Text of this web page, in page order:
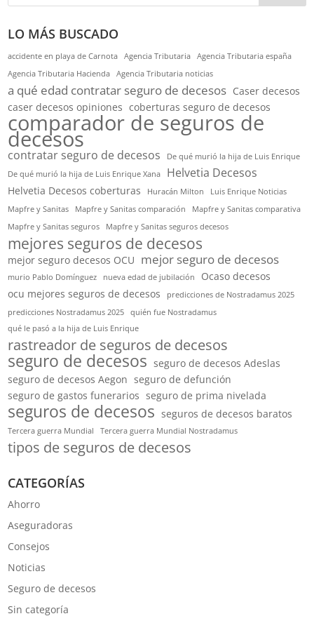
LO MÁS BUSCADO
accidente en playa de Carnota Agencia Tributaria
Agencia Tributaria españa
Agencia Tributaria Hacienda
Agencia Tributaria noticias
a qué edad contratar seguro de decesos Caser decesos
caser decesos opiniones coberturas seguro de decesos
comparador de seguros de
decesos
contratar seguro de decesos
De qué murió la hija de Luis Enrique
De qué murió la hija de Luis Enrique Xana
Helvetia Decesos
Helvetia Decesos coberturas Huracán Milton
Luis Enrique Noticias
Mapfre y Sanitas
Mapfre y Sanitas comparación
Mapfre y Sanitas comparativa
Mapfre y Sanitas seguros
Mapfre y Sanitas seguros decesos
mejores seguros de decesos
mejor seguro decesos OCU mejor seguro de decesos
murio Pablo Domínguez nueva edad de jubilación
Ocaso decesos
ocu mejores seguros de decesos
predicciones de Nostradamus 2025
predicciones Nostradamus 2025
quién fue Nostradamus
qué le pasó a la hija de Luis Enrique
rastreador de seguros de decesos
seguro de decesos seguro de decesos Adeslas
seguro de decesos Aegon seguro de defunción
seguro de gastos funerarios seguro de prima nivelada
seguros de decesos seguros de decesos baratos
Tercera guerra Mundial Tercera guerra Mundial Nostradamus
tipos de seguros de decesos
CATEGORÍAS
Ahorro
Aseguradoras
Consejos
Noticias
Seguro de decesos
Sin categoría